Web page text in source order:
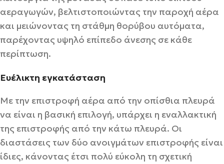
αεραγωγών, βελτιστοποιώντας την παροχή αέρα
και μειώνοντας τη στάθμη θορύβου αυτόματα,
παρέχοντας υψηλό επίπεδο άνεσης σε κάθε
περίπτωση.
Ευέλικτη εγκατάσταση
Με την επιστροφή αέρα από την οπίσθια πλευρά
να είναι η βασική επιλογή, υπάρχει η εναλλακτική
της επιστροφής από την κάτω πλευρά. Οι
διαστάσεις των δύο ανοιγμάτων επιστροφής είναι
ίδιες, κάνοντας έτσι πολύ εύκολη τη σχετική